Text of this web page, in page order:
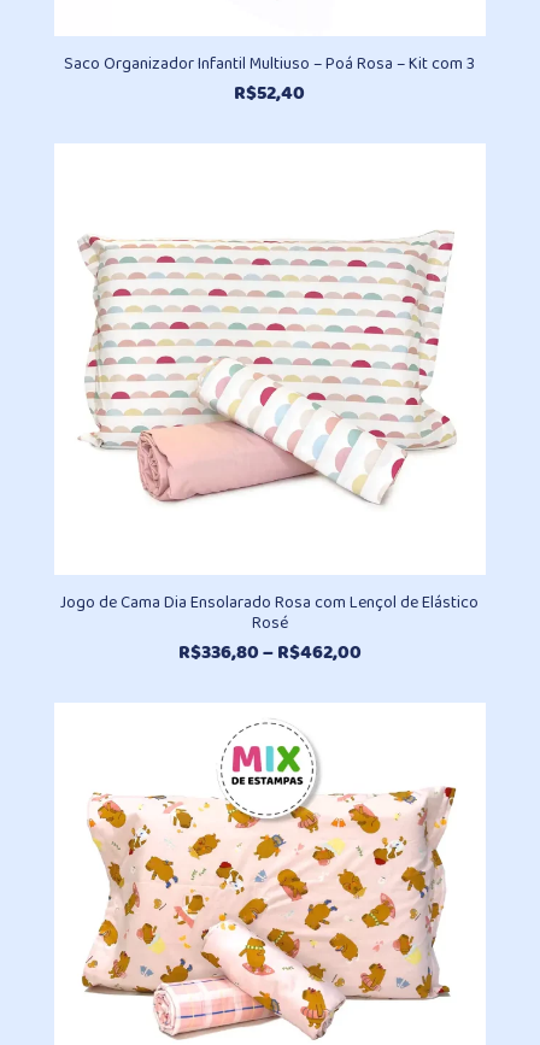
Saco Organizador Infantil Multiuso – Poá Rosa – Kit com 3
R$52,40
Jogo de Cama Dia Ensolarado Rosa com Lençol de Elástico
Rosé
R$336,80–R$462,00Faixa
preço:
R$462,00